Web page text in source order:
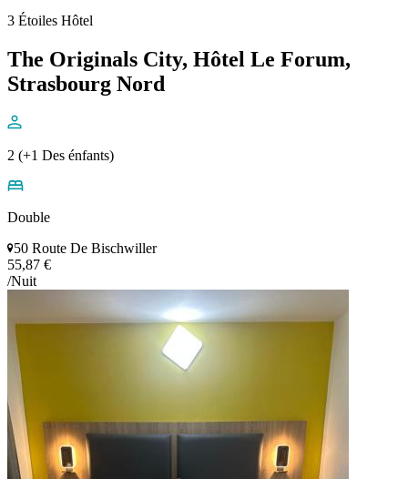
3 Étoiles Hôtel
The Originals City, Hôtel Le Forum,
Strasbourg Nord
2 (+1 Des énfants)
Double
50 Route De Bischwiller
55,87 €
/Nuit